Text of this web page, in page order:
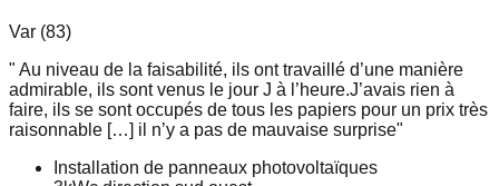
Var (83)
" Au niveau de la faisabilité, ils ont travaillé d’une manière
admirable, ils sont venus le jour J à l’heure.J’avais rien à
faire, ils se sont occupés de tous les papiers pour un prix très
raisonnable […] il n’y a pas de mauvaise surprise"
Installation de panneaux photovoltaïques